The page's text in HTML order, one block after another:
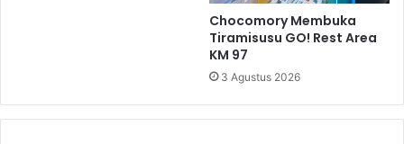
Chocomory Membuka
Tiramisusu GO! Rest Area
KM 97
3 Agustus 2026